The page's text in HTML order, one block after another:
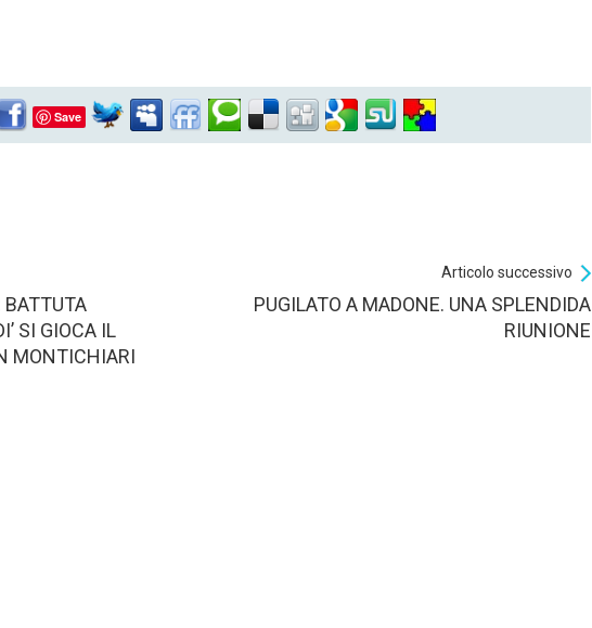
Save
BATTUTA
SI GIOCA IL
MONTICHIARI
Articolo successivo
PUGILATO A MADONE. UNA SPLENDIDA
RIUNIONE